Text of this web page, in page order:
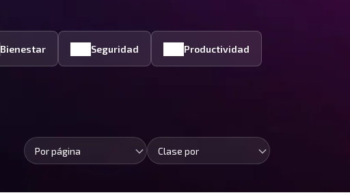
Bienestar Seguridad Productividad
Por página Clase por